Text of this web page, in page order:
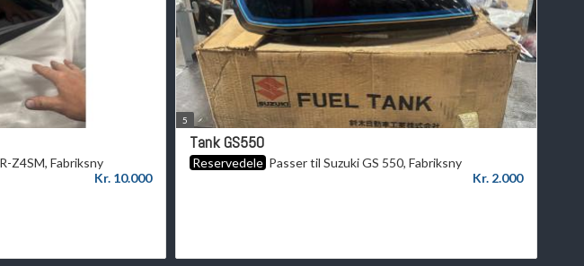
Z4SM, Fabriksny
Kr. 10.000
5
Tank GS550
ReservedelePasser til Suzuki GS 550, Fabriksny
Kr. 2.000